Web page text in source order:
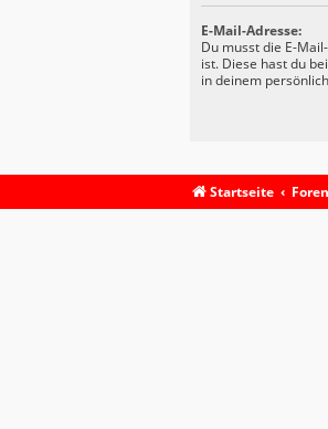
E-Mail-Adresse:
Du musst die E-
ist. Diese hast du
in deinem
Startseite